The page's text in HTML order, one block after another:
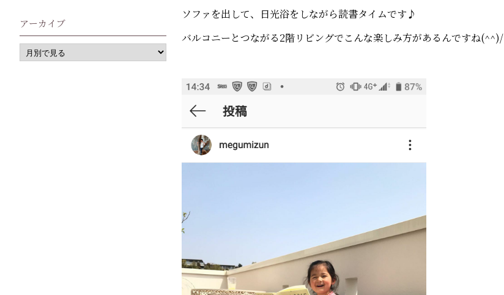
ソファを出して、日光浴をしながら読書タイムです♪
バルコニーとつながる2階リビングでこんな楽しみ方があるんですね(^^)/
アーカイブ